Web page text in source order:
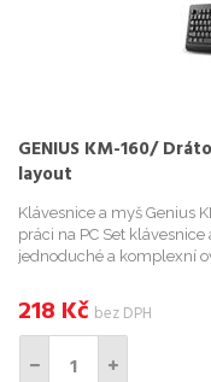
GENIUS KM-160/
layout
Klávesnice a myš Genius
práci na PC Set
jednoduché a komplexní
218 Kč bez DPH